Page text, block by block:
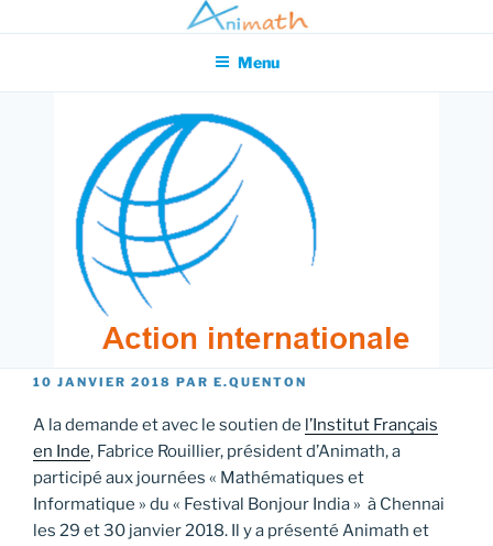
au
principal
Association pour l'Animation en Mathématiques
Menu
PUBLIÉ
10 JANVIER 2018 PAR E.QUENTON
A la demande et avec le soutien de l’Institut Français
en Inde, Fabrice Rouillier, président d’Animath, a
participé aux journées « Mathématiques et
Informatique » du « Festival Bonjour India » à Chennai
les 29 et 30 janvier 2018. Il y a présenté Animath et